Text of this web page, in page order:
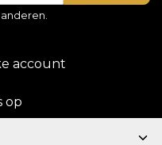
account
op